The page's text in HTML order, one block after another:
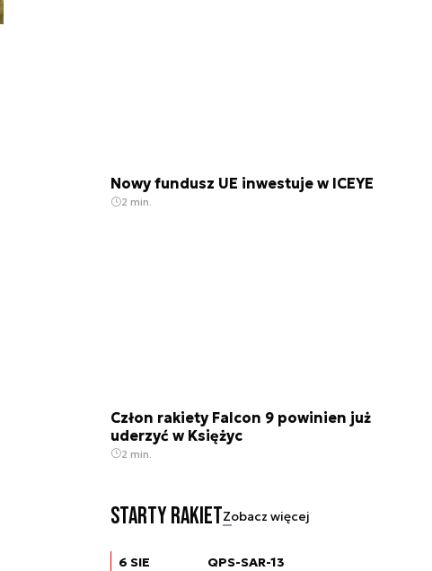
Nowy fundusz UE inwestuje w ICEYE
2 min.
Człon rakiety Falcon 9 powinien już
uderzyć w Księżyc
2 min.
Starty rakietZobacz więcej
6 SIE
QPS-SAR-13